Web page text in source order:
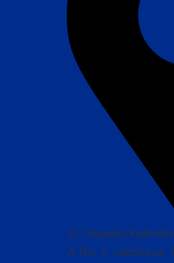
Jl. Inspeksi
A No. 1, Jatimulya,